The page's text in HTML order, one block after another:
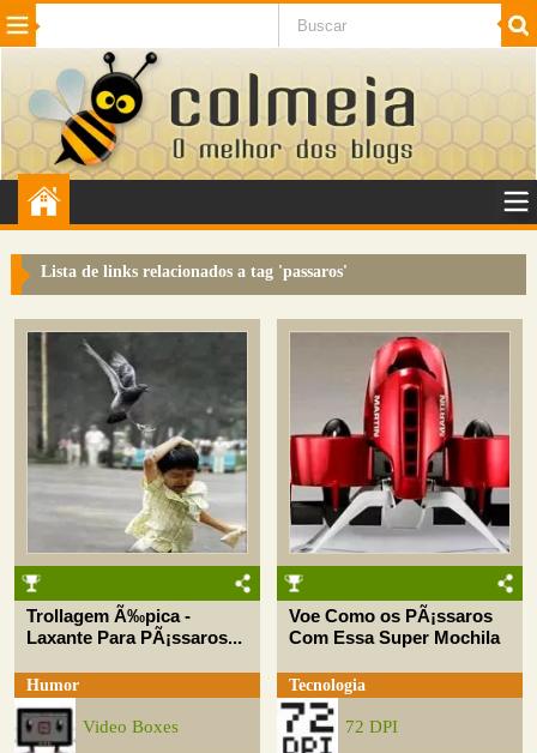
Beleza Cinema e TV
Internet Jogos NotÃ­cias SaÃºde
VeÃ­culos Adulto
Sugerir Link
Colmeia Exchange
Perguntas Frequentes
Sobre
Lista de links relacionados a tag 'passaros'
Trollagem Ã‰pica -
Laxante Para PÃ¡ssaros...
Humor
Video Boxes
Voe Como os PÃ¡ssaros
Com Essa Super Mochila
Tecnologia
72 DPI